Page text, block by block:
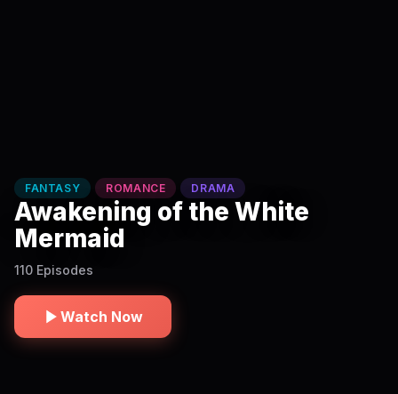
FANTASY ROMANCE DRAMA
Awakening of the White
Mermaid
110 Episodes
Watch Now